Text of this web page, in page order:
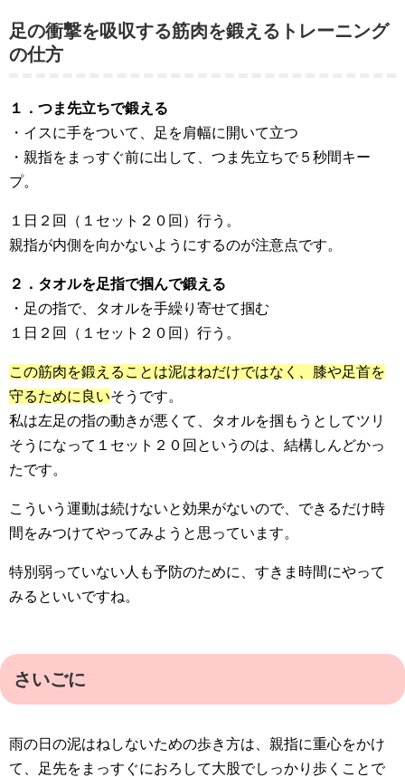
足の衝撃を吸収する筋肉を鍛えるトレーニング
の仕方
１．つま先立ちで鍛える
・イスに手をついて、足を肩幅に開いて立つ
・親指をまっすぐ前に出して、つま先立ちで５秒間キー
プ。
１日２回（１セット２０回）行う。
親指が内側を向かないようにするのが注意点です。
２．タオルを足指で掴んで鍛える
・足の指で、タオルを手繰り寄せて掴む
１日２回（１セット２０回）行う。
この筋肉を鍛えることは泥はねだけではなく、膝や足首を
守るために良いそうです。
私は左足の指の動きが悪くて、タオルを掴もうとしてツリ
そうになって１セット２０回というのは、結構しんどかっ
たです。
こういう運動は続けないと効果がないので、できるだけ時
間をみつけてやってみようと思っています。
特別弱っていない人も予防のために、すきま時間にやって
みるといいですね。
さいごに
雨の日の泥はねしないための歩き方は、親指に重心をかけ
て、足先をまっすぐにおろして大股でしっかり歩くことで